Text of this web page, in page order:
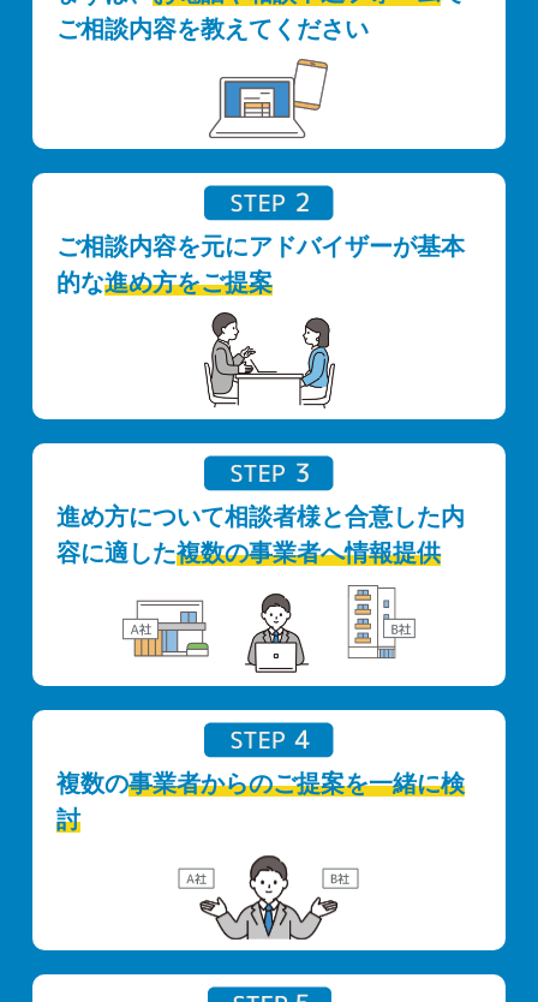
ご相談内容を教えてください
ご相談内容を元にアドバイザーが基本
的な進め方をご提案
進め方について相談者様と合意した内
容に適した複数の事業者へ情報提供
複数の事業者からのご提案を一緒に検
討